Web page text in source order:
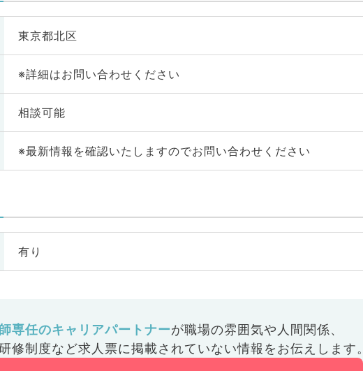
東京都北区
※詳細はお問い合わせください
相談可能
※最新情報を確認いたしますのでお問い合わせください
有り
専任のキャリアパートナーが職場の雰囲気や人間関係、
修制度など求人票に掲載されていない情報をお伝えします。